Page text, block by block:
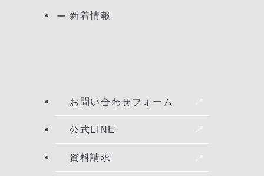
新着情報
お問い合わせフォーム
公式LINE
資料請求